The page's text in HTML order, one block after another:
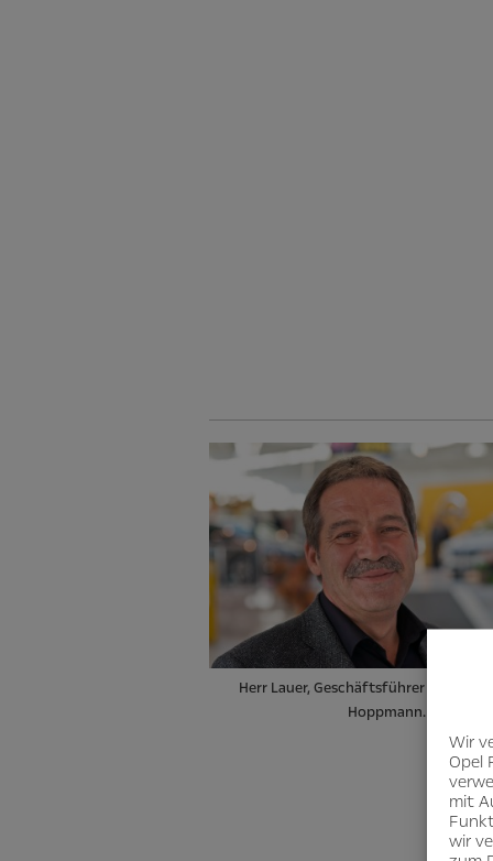
Wir
Opel
mit
wir
Herr Lauer, Geschäftsführer des
Hoppmann.